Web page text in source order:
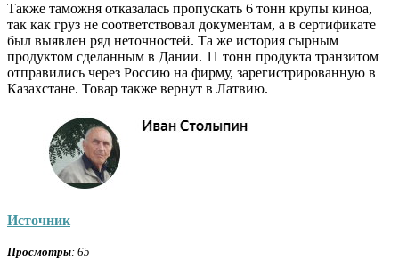
Также таможня отказалась пропускать 6 тонн крупы киноа,
так как груз не соответствовал документам, а в сертификате
был выявлен ряд неточностей. Та же история сырным
продуктом сделанным в Дании. 11 тонн продукта транзитом
отправились через Россию на фирму, зарегистрированную в
Казахстане. Товар также вернут в Латвию.
Источник
Просмотры: 65